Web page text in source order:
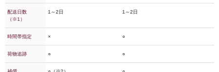
配送日数
（※1）
時間帯指定
荷物追跡
1～2日
×
○
1～2日
○
○